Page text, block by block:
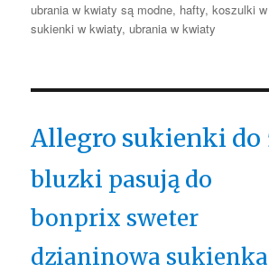
ubrania w kwiaty są modne, hafty,koszulki
sukienki w kwiaty, ubrania w kwiaty
Allegro sukienki do
bluzki pasują do
bonprix sweter
dzianinowa sukienka